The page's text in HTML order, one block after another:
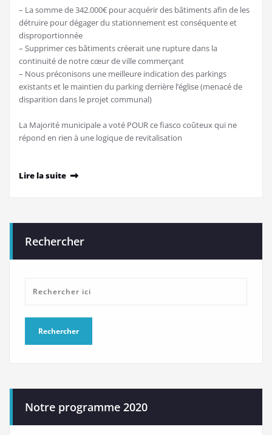
– La somme de 342.000€ pour acquérir des bâtiments afin de les
détruire pour dégager du stationnement est conséquente et
disproportionnée
– Supprimer ces bâtiments créerait une rupture dans la
continuité de notre cœur de ville commerçant
– Nous préconisons une meilleure indication des parkings
existants et le maintien du parking derrière l’église (menacé de
disparition dans le projet communal)
La Majorité municipale a voté POUR ce fiasco coûteux qui ne
répond en rien à une logique de revitalisation
Lire la suite
Rechercher
Notre programme 2020